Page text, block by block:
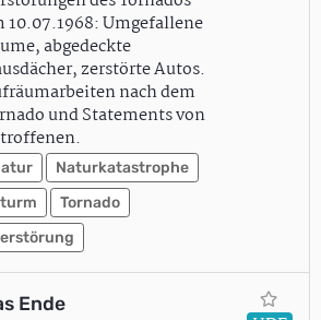
10.07.1968: Umgefallene
abgedeckte
zerstörte Autos.
nach dem
und Statements von
Naturkatastrophe
Tornado
Ende